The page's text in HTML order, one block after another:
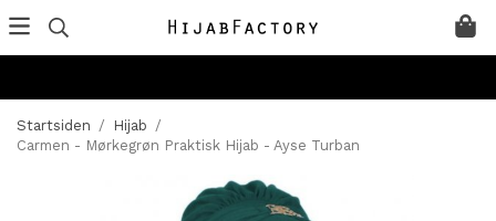
Startsiden / Hijab /
Carmen - Mørkegrøn Praktisk Hijab - Ayse Turban